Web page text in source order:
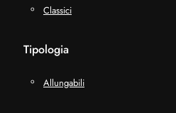
Classici
Tipologia
Allungabili